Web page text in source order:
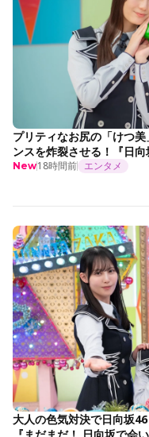
プリティなお尻の「けつ
ンスを炸裂させる！『日
New18時間前 エンタメ
大人の色気対決で日向坂
『まだまだ！ 日向坂で会